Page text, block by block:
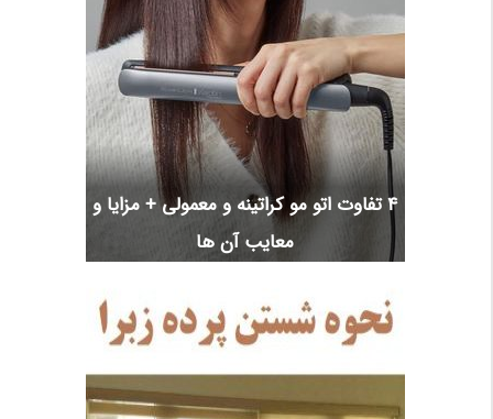
4 تفاوت اتو مو کراتینه و معمولی + مزایا و
معایب آن ها